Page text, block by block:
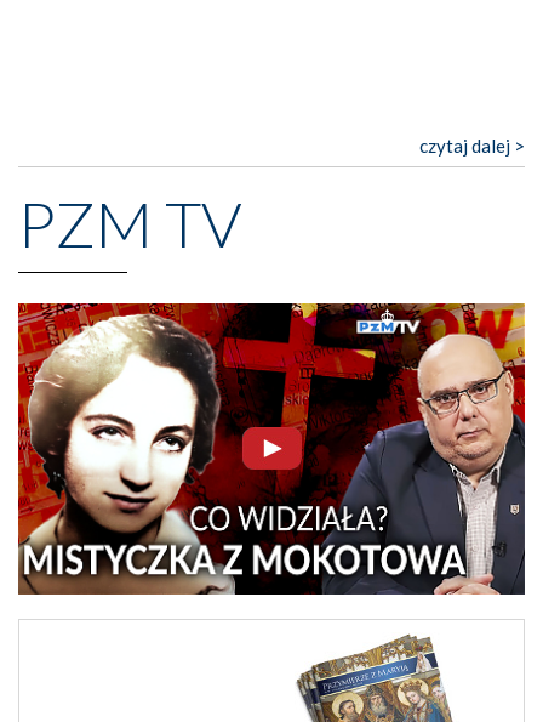
czytaj dalej >
PZM TV